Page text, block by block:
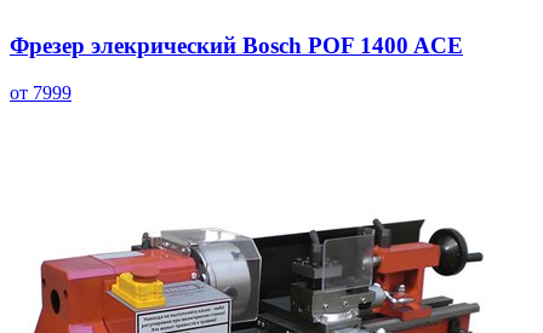
Фрезер элекрический Bosch POF 1400 ACE
от 7999